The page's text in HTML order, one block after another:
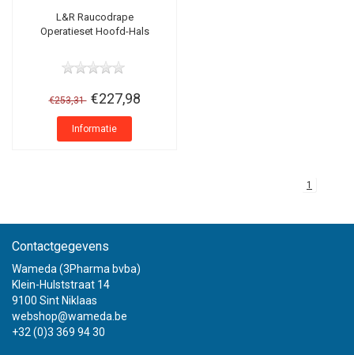
L&R Raucodrape
Operatieset Hoofd-Hals
€253,31 €227,98
Informatie
1
Contactgegevens
Wameda (3Pharma bvba)
Klein-Hulststraat 14
9100 Sint Niklaas
webshop@wameda.be
+32 (0)3 369 94 30